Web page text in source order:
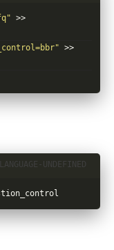
>>
>>